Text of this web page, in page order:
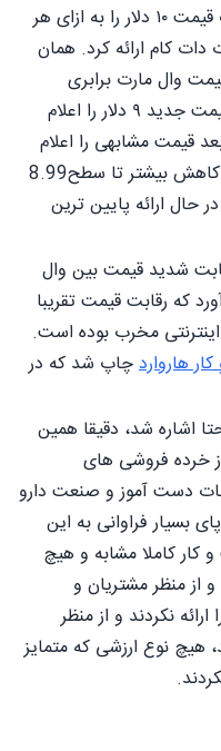
روز پنجشنبه، ۱۵ اکتبر ۲۰۰۹، وال مارت قیمت ۱۰ دلار را به ازای هر
کام ارائه کرد. همان
وال مارت برابری
خواهد کرد. در ادامه روز، وال مارت قیمت جدید ۹ دلار را اعلام
قیمت مشابهی را اعلام
کرد. ولی، تا بعداز ظهر جمعه، باز هم کاهش بیشتر تا سطح8.99
در حال ارائه پایین ترین
شدید قیمت بین وال
که رقابت قیمت تقریبا
مخرب بوده است.
هارواردچاپ شد که در
اشاره شد، دقیقا همین
خرده فروشی های
دست آموز و صنعت دارو
بسیار فراوانی به این
کار کاملا مشابه و هیچ
و از منظر مشتریان و
نکردند و از منظر
نوع ارزشی که متمایز